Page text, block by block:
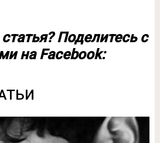
Поделитесь с
на Facebook: